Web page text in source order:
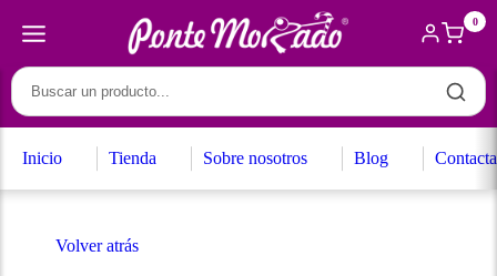
0
Inicio Tienda Sobre nosotros Blog
Volver atrás